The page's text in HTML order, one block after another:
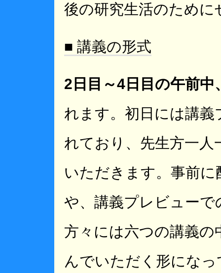
後の研究生活のため
■ 講義の形式
2日目～4日目の午前中
れます。初日には講
れており、先生方一人
いただきます。事前
や、講義プレビュー
方々には六つの講義
んでいただく形にな